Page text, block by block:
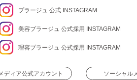
プラージュ公式 INSTAGRAM
美容プラージュ 公式採用 INSTAGRAM
理容プラージュ 公式採用 INSTAGRAM
ディア公式アカウント ソーシャル